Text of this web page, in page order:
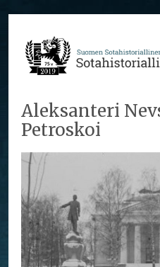
Aleksanteri
Petroskoi